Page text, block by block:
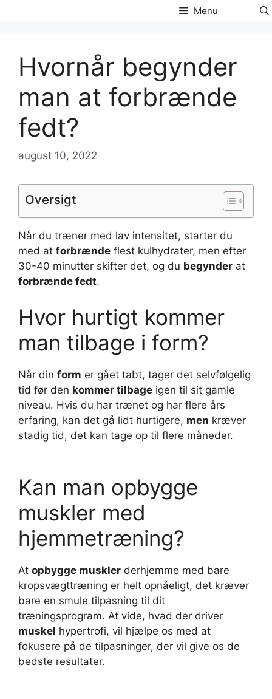
Menu
Hvornår begynder
man at forbrænde
fedt?
august 10, 2022
Oversigt
Når du træner med lav intensitet, starter du
med at forbrænde flest kulhydrater, men efter
30-40 minutter skifter det, og du begynder at
forbrænde fedt.
Hvor hurtigt kommer
man tilbage i form?
Når din form er gået tabt, tager det selvfølgelig
tid før den kommer tilbage igen til sit gamle
niveau. Hvis du har trænet og har flere års
erfaring, kan det gå lidt hurtigere, men kræver
stadig tid, det kan tage op til flere måneder.
Kan man opbygge
muskler med
hjemmetræning?
At opbygge muskler derhjemme med bare
kropsvægttræning er helt opnåeligt, det kræver
bare en smule tilpasning til dit
træningsprogram. At vide, hvad der driver
muskel hypertrofi, vil hjælpe os med at
fokusere på de tilpasninger, der vil give os de
bedste resultater.